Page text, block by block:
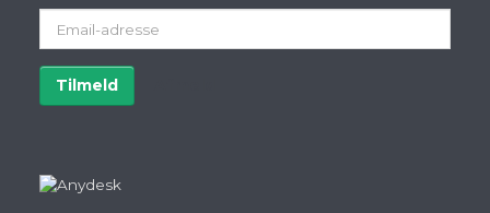
adresse
Tilmeld